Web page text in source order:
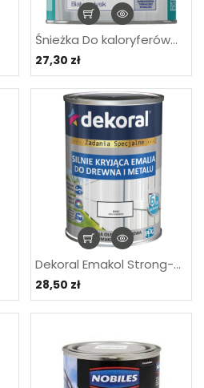
Śnieżka Do kaloryferów...
27,30 zł
Dekoral Emakol Strong-...
28,50 zł